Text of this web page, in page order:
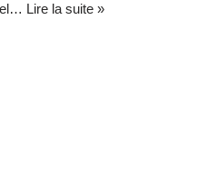
Lire la suite »